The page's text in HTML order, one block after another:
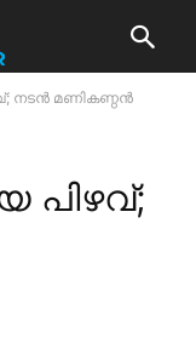
നടൻ മണികണ്ഠൻ
പിഴവ്;